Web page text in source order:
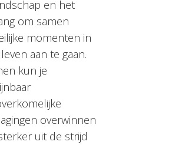
en het
om samen
momenten in
aan te gaan.
kun je
overwinnen
uit de strijd